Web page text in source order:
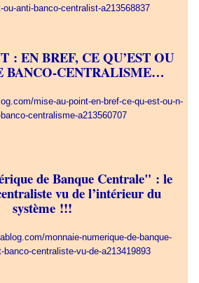
anti-banco-centralist-a213568837
: EN BREF, CE QU’EST OU
BANCO-CENTRALISME…
mise-au-point-en-bref-ce-qu-est-ou-n-
centralisme-a213560707
de Banque Centrale" : le
vu de l’intérieur du
système !!!
monnaie-numerique-de-banque-
banco-centraliste-vu-de-a213419893